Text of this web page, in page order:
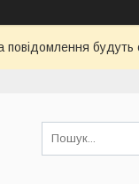
повідомлення